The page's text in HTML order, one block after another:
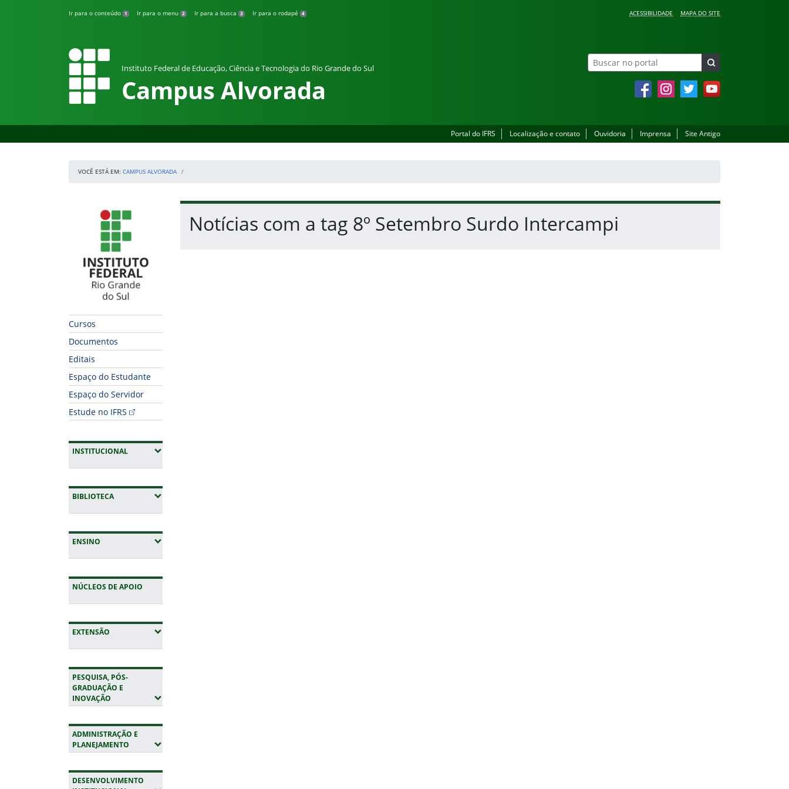
Ir para o conteúdo 1 Ir para o menu 2 Ir para a busca 3 Ir para o rodapé 4 ACESSIBILIDADE MAPA DO SITE
Instituto Federal de Educação, Ciência e Tecnologia do Rio Grande do Sul
Campus Alvorada FacebookInstagramTwitter YouTube
Portal do IFRS Localização e contato Ouvidoria Imprensa Site Antigo
VOCÊ ESTÁ EM: CAMPUS ALVORADA
Início da navegação
Cursos
Documentos
Editais
Espaço do Estudante
Espaço do Servidor
Estude no IFRS
INSTITUCIONAL(EXPANDIR SUBMENUS)
BIBLIOTECA(EXPANDIR SUBMENUS)
ENSINO (EXPANDIR SUBMENUS)
NÚCLEOS DE APOIO
EXTENSÃO (EXPANDIR SUBMENUS)
PESQUISA, PÓS-
GRADUAÇÃO E
INOVAÇÃO (EXPANDIR SUBMENUS)
ADMINISTRAÇÃO E
PLANEJAMENTO (EXPANDIR SUBMENUS)
DESENVOLVIMENTO
Início do conteúdo
Notícias com a tag 8º Setembro Surdo Intercampi